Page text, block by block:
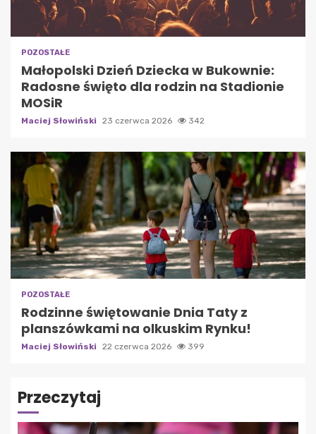
POZOSTAŁE
Małopolski Dzień Dziecka w Bukownie:
Radosne święto dla rodzin na Stadionie
MOSiR
Maciej Słowiński 23 czerwca 2026 342
POZOSTAŁE
Rodzinne świętowanie Dnia Taty z
planszówkami na olkuskim Rynku!
Maciej Słowiński 22 czerwca 2026 399
Przeczytaj